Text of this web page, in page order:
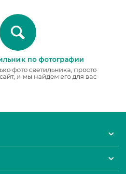
по фотографии
фото светильника, просто
и мы найдем его для вас